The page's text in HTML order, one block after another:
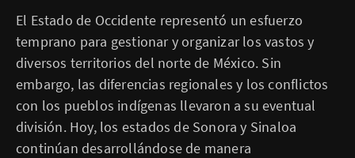
El Estado de Occidente representó un esfuerzo
temprano para gestionar y organizar los vastos y
diversos territorios del norte de México. Sin
embargo, las diferencias regionales y los conflictos
con los pueblos indígenas llevaron a su eventual
división. Hoy, los estados de Sonora y Sinaloa
continúan desarrollándose de manera